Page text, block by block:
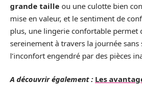
grande taille ou une culotte bien
mise en valeur, et le sentiment de
plus, une lingerie confortable permet
sereinement à travers la journée sans
l’inconfort engendré par des pièces
A découvrir également : Les